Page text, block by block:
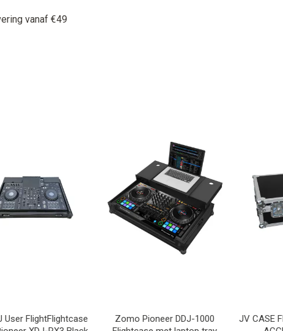
vanaf €49
FlightFlightcase
Zomo Pioneer DDJ-1000
JV CASE